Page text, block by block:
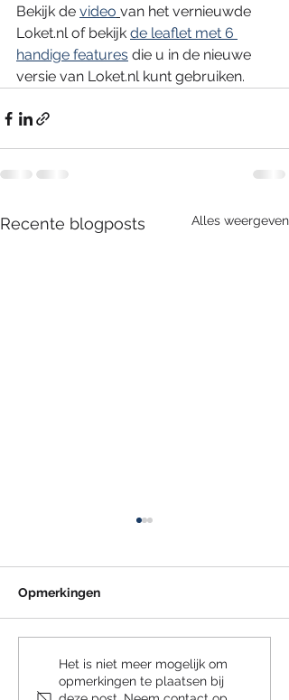
Bekijk de video van het vernieuwde
Loket.nl of bekijk de leaflet met 6
handige features die u in de nieuwe
versie van Loket.nl kunt gebruiken.
Recente blogposts Alles weergeven
Subsidie Praktijkleren
2026
Opmerkingen
Het is niet meer mogelijk om
opmerkingen te plaatsen bij